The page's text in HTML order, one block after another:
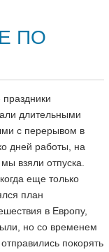
ПО
длительными
с перерывом в
дней работы, на
взяли отпуска.
еще только
план
в Европу,
но со временем
покорять